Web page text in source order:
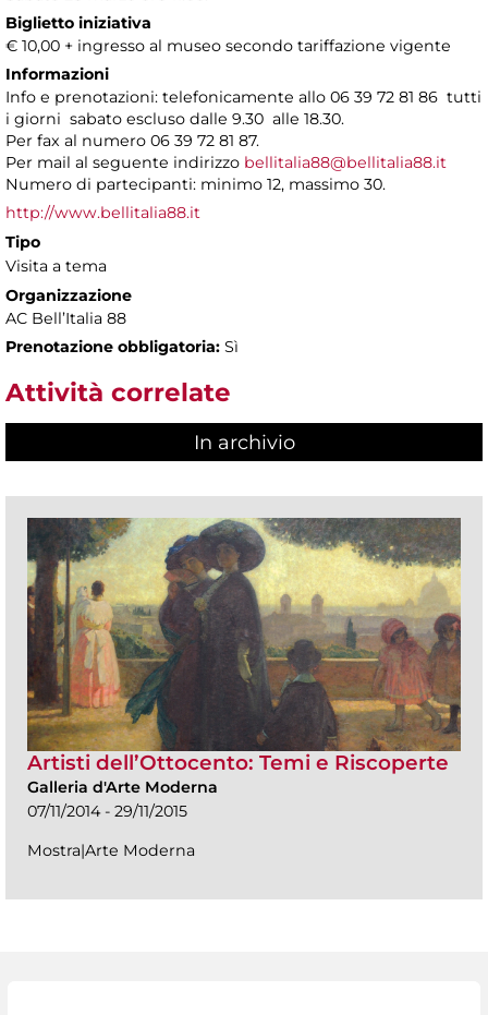
Biglietto iniziativa
€ 10,00 + ingresso al museo secondo tariffazione vigente
Informazioni
Info e prenotazioni: telefonicamente allo 06 39 72 81 86 tutti
i giorni sabato escluso dalle 9.30 alle 18.30.
Per fax al numero 06 39 72 81 87.
Per mail al seguente indirizzo bellitalia88@bellitalia88.it
Numero di partecipanti: minimo 12, massimo 30.
http://www.bellitalia88.it
Tipo
Visita a tema
Organizzazione
AC Bell’Italia 88
Prenotazione obbligatoria: Sì
Attività correlate
In archivio
Artisti dell’Ottocento: Temi e Riscoperte
Galleria d'Arte Moderna
07/11/2014 - 29/11/2015
Mostra|Arte Moderna